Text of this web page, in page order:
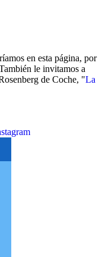
en esta página, por
le invitamos a
de Coche, "La